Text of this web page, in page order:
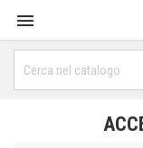
